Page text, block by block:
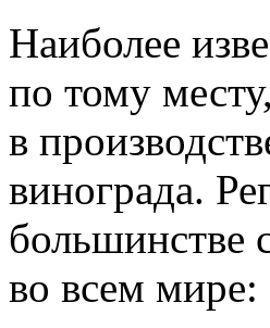
Наиболее
по тому
в
винограда.
большинстве
во всем мире: